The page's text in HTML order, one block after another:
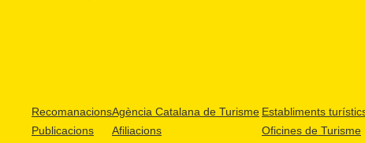
Recomanacions
Publicacions
Agència Catalana de Turisme
Afiliacions
Establiments
Oficines de Turisme